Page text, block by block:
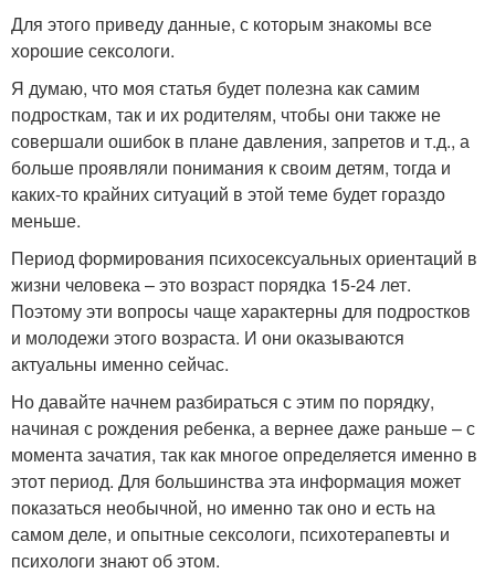
Для этого приведу данные, с которым знакомы все
хорошие сексологи.
Я думаю, что моя статья будет полезна как самим
подросткам, так и их родителям, чтобы они также не
совершали ошибок в плане давления, запретов и т.д., а
больше проявляли понимания к своим детям, тогда и
каких-то крайних ситуаций в этой теме будет гораздо
меньше.
Период формирования психосексуальных ориентаций в
жизни человека – это возраст порядка 15-24 лет.
Поэтому эти вопросы чаще характерны для подростков
и молодежи этого возраста. И они оказываются
актуальны именно сейчас.
Но давайте начнем разбираться с этим по порядку,
начиная с рождения ребенка, а вернее даже раньше – с
момента зачатия, так как многое определяется именно в
этот период. Для большинства эта информация может
показаться необычной, но именно так оно и есть на
самом деле, и опытные сексологи, психотерапевты и
психологи знают об этом.